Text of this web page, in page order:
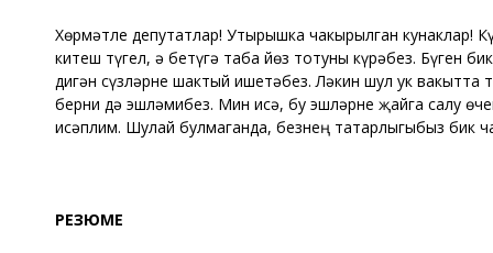
Хөрмәтле депутатлар! Утырышка чакырылган кунаклар!
китеш түгел, ә бетүгә таба йөз тотуны күрәбез. Бүген
дигән сүзләрне шактый ишетәбез. Ләкин шул ук вакытта
берни дә эшләмибез. Мин исә, бу эшләрне җайга салу
исәплим. Шулай булмаганда, безнең татарлыгыбыз бик
РЕЗЮМЕ